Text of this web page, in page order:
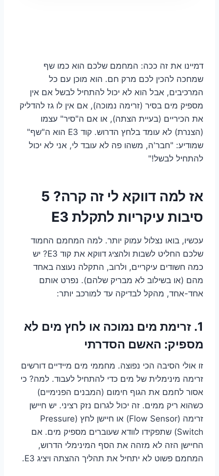
דמיינו את זה ככה: המחמם שלכם הוא כמו שף
שמחכה להכין לכם מרק חם. הוא מוכן עם כל
המרכיבים, אבל הוא לא יכול להתחיל לבשל אם אין
מספיק מים בסיר (זרימה נמוכה), אם אין לו גז להדליק
את הכיריים (בעיית הצתה), או אם ה"סיר" עצמו
(הצנרת) לא עומד בלחץ הדרוש. קוד E3 הוא ה"שף"
שמודיע: "חבר'ה, משהו פה לא עובד לי, אני לא יכול
להתחיל לבשל!"
אז למה דווקא לי זה קרה? 5
סיבות עיקריות לתקלת E3
עכשיו, בואו נצלול עמוק יותר. למה המחמם החמוד
שלכם החליט לשבות ולהציג דווקא את קוד E3? יש
כמה חשודים עיקריים, ולרוב, התקלה נעוצה באחד
מהם (או בשילוב לא מבריק שלהם). נפרט אותם
אחד-אחד, מהקל לבדיקה עד למורכב יותר:
1. זרימת מים נמוכה או לחץ מים לא
מספיק: האשם הסדרתי
זו אולי הסיבה הכי נפוצה. מחממי מים מיידיים דורשים
זרימה מינימלית של מים כדי להתחיל לעבוד. למה? כי
אסור לחמם את הגוף חימום (המבנים הפנימיים)
כשהוא ריק ממים. זה יכול לגרום נזק רציני. יש חיישן
זרימה (Flow Sensor) או חיישן לחץ (Pressure
Switch) שתפקידו לוודא שעוברים מספיק מים. אם
החיישן הזה לא מזהה את הסף המינימלי הדרוש,
המחמם פשוט לא יתחיל את תהליך ההצתה ויציג E3.